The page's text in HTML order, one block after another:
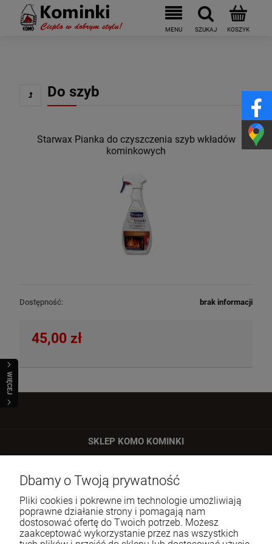
WIĘCEJ
Do szyb
Starwax Pianka do czyszczenia szyb wkładów
kominkowych
Dostępność: brak informacji
45,00 zł
SKLEP KOMO KOMINKI
00-716 Warszawa
Tel.:
22 651 09 06
E-mail:
sklep@komo.pl
Dbamy o Twoją prywatność
Pliki cookies i pokrewne im technologie umożliwiają
poprawne działanie strony i pomagają nam
dostosować ofertę do Twoich potrzeb. Możesz
zaakceptować wykorzystanie przez nas wszystkich